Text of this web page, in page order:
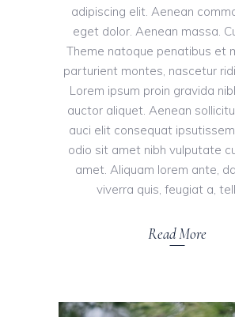
adipiscing elit. Aenean
eget dolor. Aenean massa.
Theme natoque penatibus et
parturient montes, nascetur
Lorem ipsum proin gravida
auctor aliquet. Aenean
auci elit consequat
odio sit amet nibh vulputate
amet. Aliquam lorem ante,
viverra quis, feugiat a,
Read More